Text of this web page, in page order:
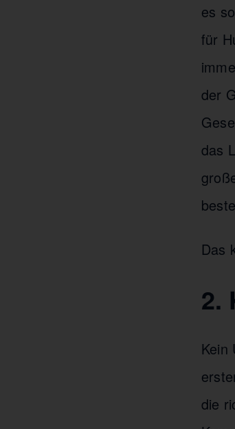
es
für
der
das
Das
2.
Kein
die